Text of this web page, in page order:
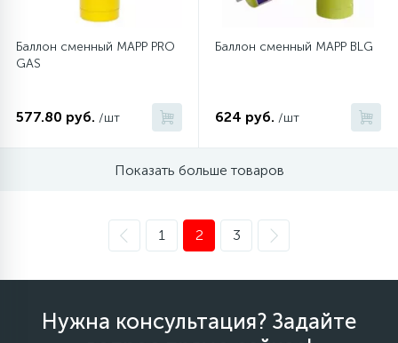
Баллон сменный MAPP PRO
GAS
577.80 руб. /шт
Баллон сменный MAPP BLG
624 руб. /шт
Показать больше товаров
1 2 3
Нужна консультация? Задайте